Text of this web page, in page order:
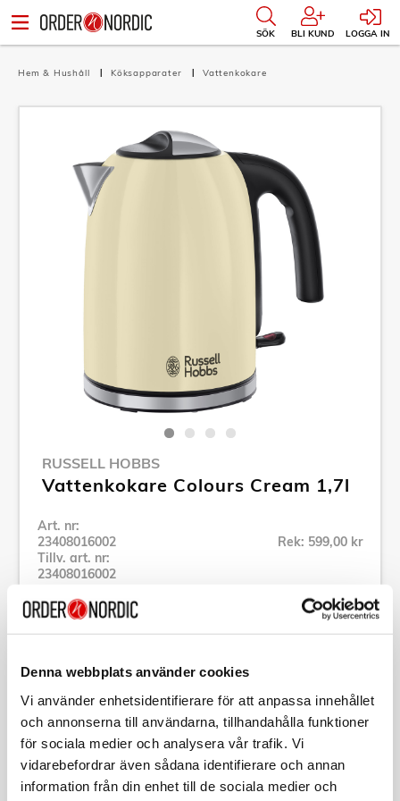
Denna webbplats använder cookies
Vi använder enhetsidentifierare för att anpassa innehållet
och annonserna till användarna, tillhandahålla funktioner
för sociala medier och analysera vår trafik. Vi
vidarebefordrar även sådana identifierare och annan
information från din enhet till de sociala medier och
SÖK BLI KUND LOGGA IN
Hem & Hushåll Köksapparater Vattenkokare
RUSSELL HOBBS
Vattenkokare Colours Cream 1,7l
Art. nr:
23408016002
Tillv. art. nr:
23408016002
Rek: 599,00 kr
Specifikation
Beskrivning
Art. nr:23408016002
Tillv. art. nr: